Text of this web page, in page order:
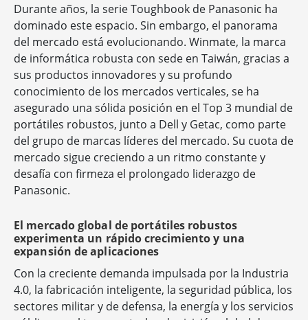
Durante años, la serie Toughbook de Panasonic ha
dominado este espacio. Sin embargo, el panorama
del mercado está evolucionando. Winmate, la marca
de informática robusta con sede en Taiwán, gracias a
sus productos innovadores y su profundo
conocimiento de los mercados verticales, se ha
asegurado una sólida posición en el Top 3 mundial de
portátiles robustos, junto a Dell y Getac, como parte
del grupo de marcas líderes del mercado. Su cuota de
mercado sigue creciendo a un ritmo constante y
desafía con firmeza el prolongado liderazgo de
Panasonic.
El mercado global de portátiles robustos
experimenta un rápido crecimiento y una
expansión de aplicaciones
Con la creciente demanda impulsada por la Industria
4.0, la fabricación inteligente, la seguridad pública, los
sectores militar y de defensa, la energía y los servicios